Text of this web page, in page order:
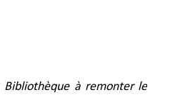
Bibliothèque à remonter le